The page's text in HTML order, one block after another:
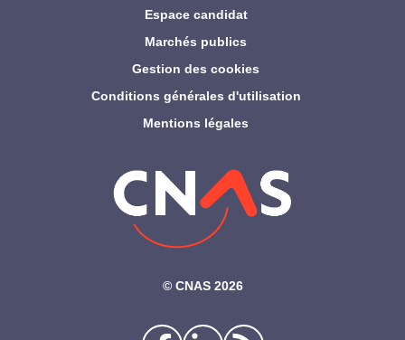
©‎ CNAS 2026
Espace candidat
Marchés publics
Gestion des cookies
Conditions générales d'utilisation
Mentions légales